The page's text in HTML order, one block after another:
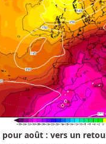
pour août : vers un